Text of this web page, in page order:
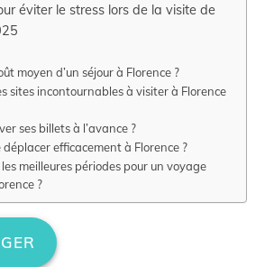
éviter le stress lors de la visite de
moyen d’un séjour à Florence ?
sites incontournables à visiter à Florence
ses billets à l’avance ?
déplacer efficacement à Florence ?
meilleures périodes pour un voyage
?